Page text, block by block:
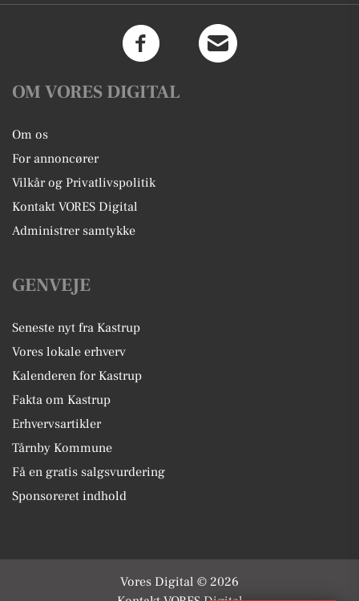
OM VORES DIGITAL
Om os
For annoncører
Vilkår og Privatlivspolitik
Kontakt VORES Digital
Administrer samtykke
GENVEJE
Seneste nyt fra Kastrup
Vores lokale erhverv
Kalenderen for Kastrup
Fakta om Kastrup
Erhvervsartikler
Tårnby Kommune
Få en gratis salgsvurdering
Sponsoreret indhold
Vores Digital © 2026